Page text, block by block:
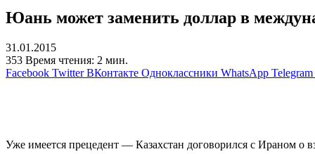
Юань может заменить доллар в
31.01.2015
353 Время чтения: 2 мин.
Facebook Twitter ВКонтакте Одноклассники WhatsApp Telegram
Уже имеется прецедент — Казахстан договорился с Ираном о